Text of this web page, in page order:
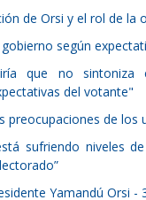
de Orsi y el rol de la
según
que no sintoniza
del votante"
preocupaciones de los
sufriendo niveles
Yamandú Orsi -